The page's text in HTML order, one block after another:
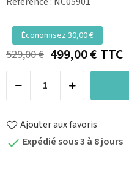
Économisez 30,00 €
529,00 € 499,00 €TTC
Ajouter aux favoris
 Expédié sous 3 à 8 jours